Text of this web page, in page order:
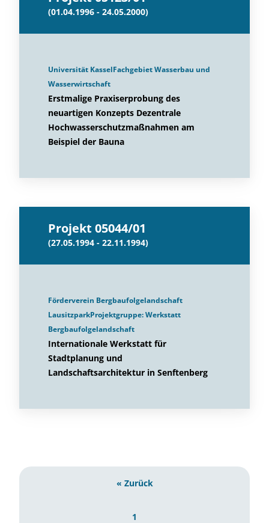
(01.04.1996 - 24.05.2000)
Universität KasselFachgebiet Wasserbau und
Wasserwirtschaft
Erstmalige Praxiserprobung des
neuartigen Konzepts Dezentrale
Hochwasserschutzmaßnahmen am
Beispiel der Bauna
Projekt 05044/01
(27.05.1994 - 22.11.1994)
Förderverein Bergbaufolgelandschaft
LausitzparkProjektgruppe: Werkstatt
Bergbaufolgelandschaft
Internationale Werkstatt für
Stadtplanung und
Landschaftsarchitektur in Senftenberg
« Zurück
1